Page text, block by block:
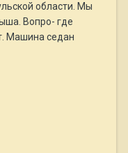
области. Мы
Вопро- где
Машина седан